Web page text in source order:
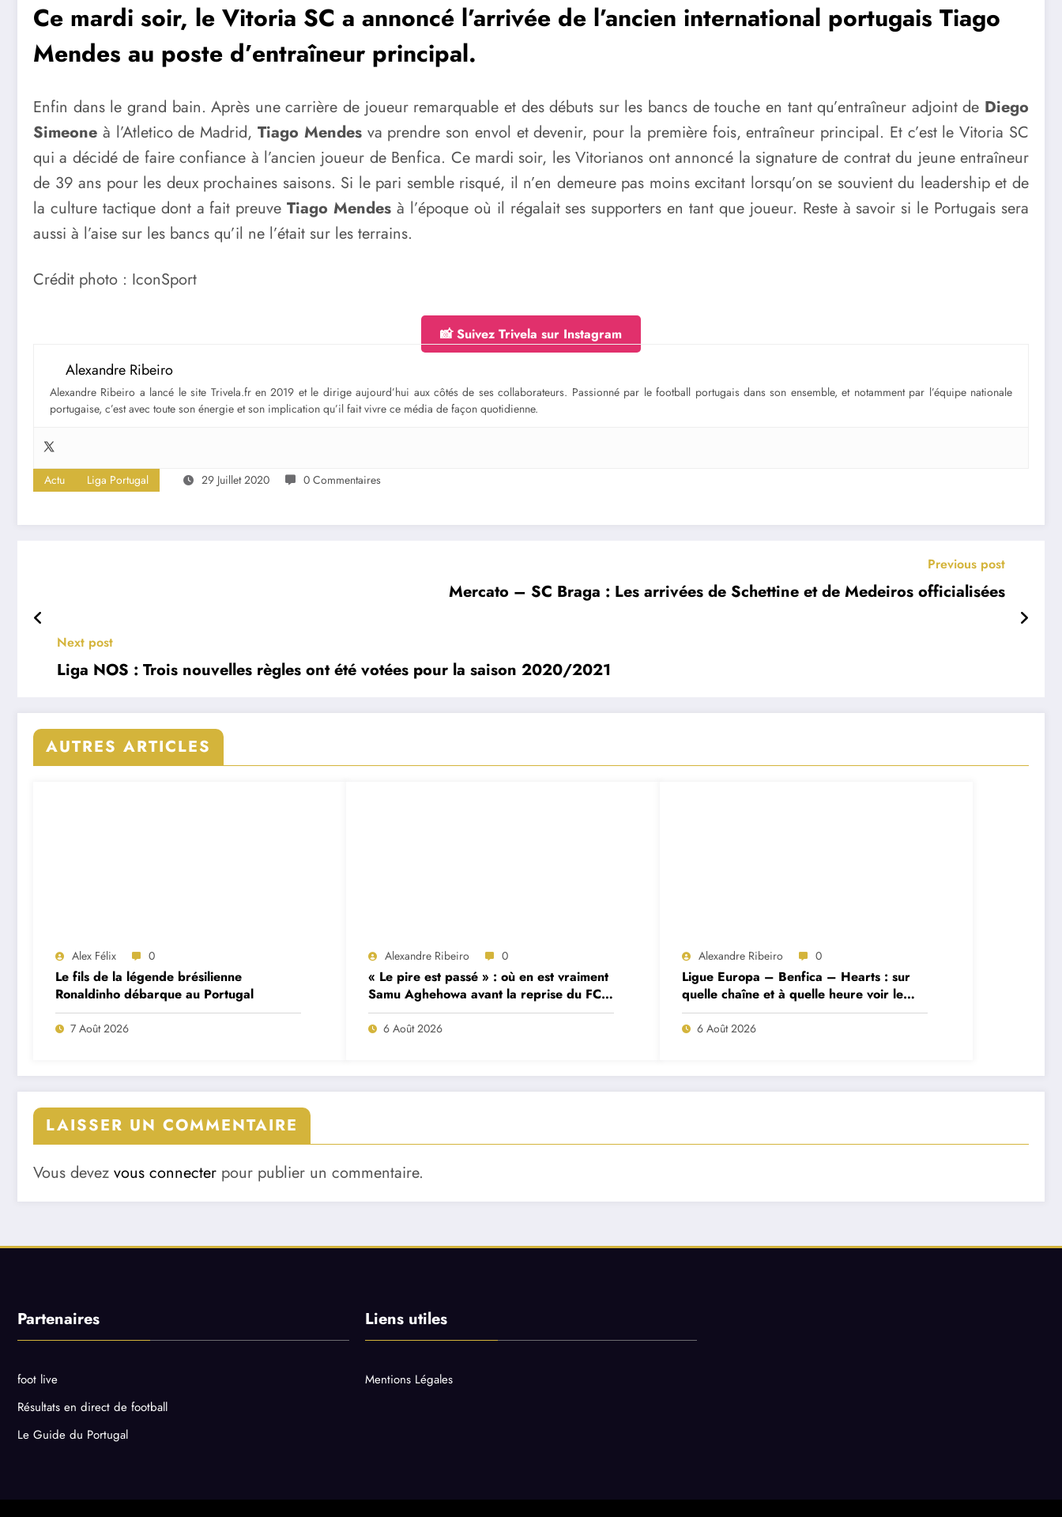
Ce mardi soir, le Vitoria SC a annoncé l’arrivée de l’ancien international portugais Tiago
Mendes au poste d’entraîneur principal.
Enfin dans le grand bain. Après une carrière de joueur remarquable et des débuts sur les bancs de touche en tant qu’entraîneur adjoint de Diego
Simeone à l’Atletico de Madrid, Tiago Mendesva prendre son envol et devenir, pour la première fois, entraîneur principal. Et c’est le Vitoria SC
qui a décidé de faire confiance à l’ancien joueur de Benfica. Ce mardi soir, les Vitorianos ont annoncé la signature de contrat du jeune entraîneur
de 39 ans pour les deux prochaines saisons. Si le pari semble risqué, il n’en demeure pas moins excitant lorsqu’on se souvient du leadership et de
la culture tactique dont a fait preuveTiago Mendes à l’époque où il régalait ses supporters en tant que joueur. Reste à savoir si le Portugais sera
aussi à l’aise sur les bancs qu’il ne l’était sur les terrains.
Crédit photo : IconSport
📸 Suivez Trivela sur Instagram
Alexandre Ribeiro
Alexandre Ribeiro a lancé le site Trivela.fr en 2019 et le dirige aujourd’hui aux côtés de ses collaborateurs. Passionné par le football portugais dans son ensemble, et notamment par l’équipe nationale
portugaise, c’est avec toute son énergie et son implication qu’il fait vivre ce média de façon quotidienne.
Actu Liga Portugal 29 Juillet 2020 0 Commentaires
Previous post
Mercato – SC Braga : Les arrivées de Schettine et de Medeiros officialisées
Next post
Liga NOS : Trois nouvelles règles ont été votées pour la saison 2020/2021
AUTRES ARTICLES
Alex Félix 0
Le fils de la légende brésilienne
Ronaldinho débarque au Portugal
7 Août 2026
Alexandre Ribeiro 0
« Le pire est passé » : où en est vraiment
Samu Aghehowa avant la reprise du FC
Porto ?
6 Août 2026
Alexandre Ribeiro 0
Ligue Europa – Benfica – Hearts : sur
quelle chaîne et à quelle heure voir le
match ?
6 Août 2026
LAISSER UN COMMENTAIRE
Vous devez vous connecter pour publier un commentaire.
Partenaires
foot live
Résultats en direct de football
Le Guide du Portugal
Liens utiles
Mentions Légales